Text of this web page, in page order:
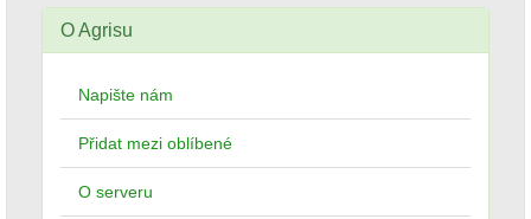
O Agrisu
Napište nám
Přidat mezi oblíbené
O serveru